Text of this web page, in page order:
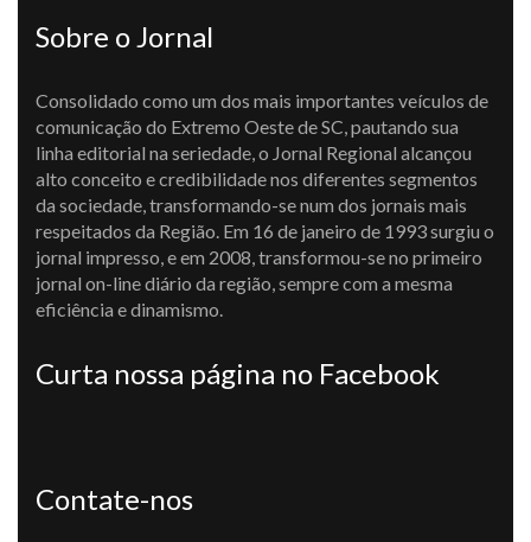
Sobre o Jornal
Consolidado como um dos mais importantes veículos de
comunicação do Extremo Oeste de SC, pautando sua
linha editorial na seriedade, o Jornal Regional alcançou
alto conceito e credibilidade nos diferentes segmentos
da sociedade, transformando-se num dos jornais mais
respeitados da Região. Em 16 de janeiro de 1993 surgiu o
jornal impresso, e em 2008, transformou-se no primeiro
jornal on-line diário da região, sempre com a mesma
eficiência e dinamismo.
Curta nossa página no Facebook
Contate-nos